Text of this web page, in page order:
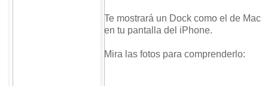
Te mostrará un Dock como el de Mac
en tu pantalla del iPhone.
Mira las fotos para comprenderlo: